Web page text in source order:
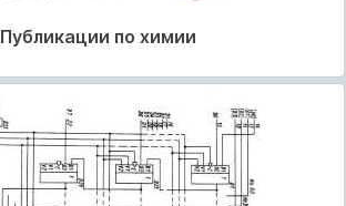
Публикации по химии